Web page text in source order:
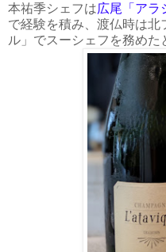
本祐季シェフは広尾「アラ
で経験を積み、渡仏時は
ル」でスーシェフを務めた